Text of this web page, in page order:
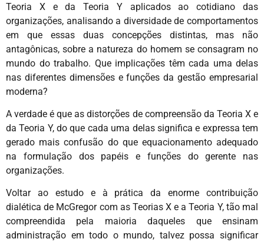
Teoria X e da Teoria Y aplicados ao cotidiano das
organizações, analisando a diversidade de comportamentos
em que essas duas concepções distintas, mas não
antagônicas, sobre a natureza do homem se consagram no
mundo do trabalho. Que implicações têm cada uma delas
nas diferentes dimensões e funções da gestão empresarial
moderna?
A verdade é que as distorções de compreensão da Teoria X e
da Teoria Y, do que cada uma delas significa e expressa tem
gerado mais confusão do que equacionamento adequado
na formulação dos papéis e funções do gerente nas
organizações.
Voltar ao estudo e à prática da enorme contribuição
dialética de McGregor com as Teorias X e a Teoria Y, tão mal
compreendida pela maioria daqueles que ensinam
administração em todo o mundo, talvez possa significar